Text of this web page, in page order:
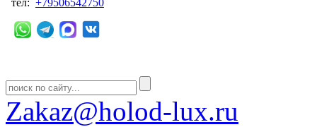
тел: +79506542750
Zakaz@holod-lux.ru